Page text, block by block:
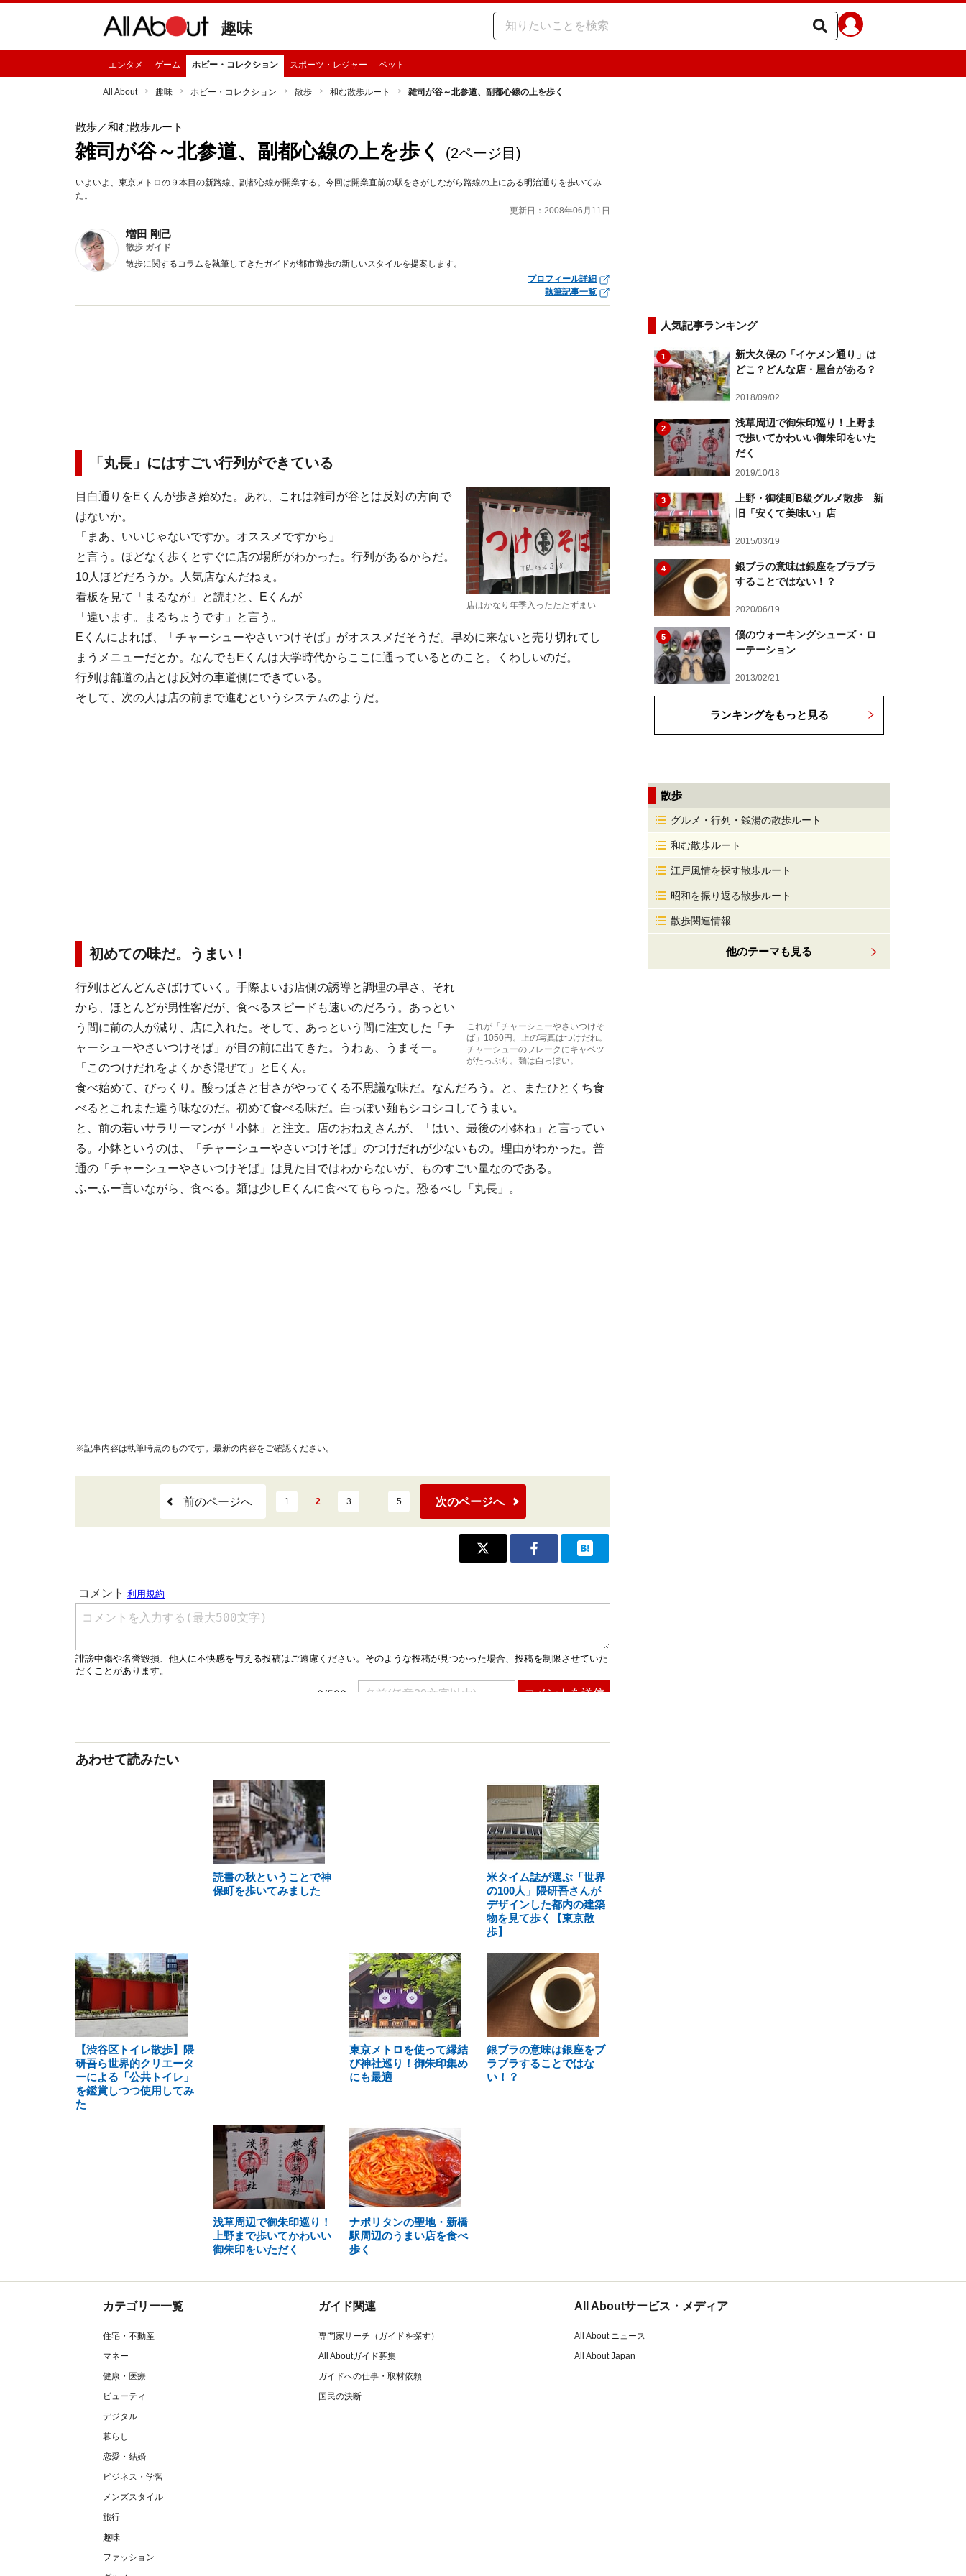
趣味
エンタメ ゲーム ホビー・コレクション スポーツ・レジャー ペット
All About 趣味 ホビー・コレクション 散歩 和む散歩ルート 雑司が谷～北参道、副都心線の上を歩く
散歩／和む散歩ルート
雑司が谷～北参道、副都心線の上を歩く (2ページ目)
いよいよ、東京メトロの９本目の新路線、副都心線が開業する。今回は開業直前の駅をさがしながら路線の上にある明治通りを歩いてみ
た。
更新日：2008年06月11日
増田 剛己
散歩 ガイド
散歩に関するコラムを執筆してきたガイドが都市遊歩の新しいスタイルを提案します。
プロフィール詳細
執筆記事一覧
「丸長」にはすごい行列ができている
店はかなり年季入ったたたずまい
目白通りをEくんが歩き始めた。あれ、これは雑司が谷とは反対の方向で
はないか。
「まあ、いいじゃないですか。オススメですから」
と言う。ほどなく歩くとすぐに店の場所がわかった。行列があるからだ。
10人ほどだろうか。人気店なんだねぇ。
看板を見て「まるなが」と読むと、Eくんが
「違います。まるちょうです」と言う。
Eくんによれば、「チャーシューやさいつけそば」がオススメだそうだ。早めに来ないと売り切れてし
まうメニューだとか。なんでもEくんは大学時代からここに通っているとのこと。くわしいのだ。
行列は舗道の店とは反対の車道側にできている。
そして、次の人は店の前まで進むというシステムのようだ。
初めての味だ。うまい！
これが「チャーシューやさいつけそ
ば」1050円。上の写真はつけだれ。
チャーシューのフレークにキャベツ
がたっぷり。麺は白っぽい。
行列はどんどんさばけていく。手際よいお店側の誘導と調理の早さ、それ
から、ほとんどが男性客だが、食べるスピードも速いのだろう。あっとい
う間に前の人が減り、店に入れた。そして、あっという間に注文した「チ
ャーシューやさいつけそば」が目の前に出てきた。うわぁ、うまそー。
「このつけだれをよくかき混ぜて」とEくん。
食べ始めて、びっくり。酸っぱさと甘さがやってくる不思議な味だ。なんだろう。と、またひとくち食
べるとこれまた違う味なのだ。初めて食べる味だ。白っぽい麺もシコシコしてうまい。
と、前の若いサラリーマンが「小鉢」と注文。店のおねえさんが、「はい、最後の小鉢ね」と言ってい
る。小鉢というのは、「チャーシューやさいつけそば」のつけだれが少ないもの。理由がわかった。普
通の「チャーシューやさいつけそば」は見た目ではわからないが、ものすごい量なのである。
ふーふー言いながら、食べる。麺は少しEくんに食べてもらった。恐るべし「丸長」。
※記事内容は執筆時点のものです。最新の内容をご確認ください。
前のページへ 1 2 3 … 5 次のページへ
あわせて読みたい
読書の秋ということで神
保町を歩いてみました
米タイム誌が選ぶ「世界
の100人」隈研吾さんが
デザインした都内の建築
物を見て歩く【東京散
歩】
【渋谷区トイレ散歩】隈
研吾ら世界的クリエータ
ーによる「公共トイレ」
を鑑賞しつつ使用してみ
た
東京メトロを使って縁結
び神社巡り！御朱印集め
にも最適
銀ブラの意味は銀座をブ
ラブラすることではな
い！？
浅草周辺で御朱印巡り！
上野まで歩いてかわいい
御朱印をいただく
ナポリタンの聖地・新橋
駅周辺のうまい店を食べ
歩く
人気記事ランキング
1
新大久保の「イケメン通り」は
どこ？どんな店・屋台がある？
2018/09/02
2
浅草周辺で御朱印巡り！上野ま
で歩いてかわいい御朱印をいた
だく
2019/10/18
3
上野・御徒町B級グルメ散歩 新
旧「安くて美味い」店
2015/03/19
4
銀ブラの意味は銀座をブラブラ
することではない！？
2020/06/19
5
僕のウォーキングシューズ・ロ
ーテーション
2013/02/21
ランキングをもっと見る
散歩
グルメ・行列・銭湯の散歩ルート
和む散歩ルート
江戸風情を探す散歩ルート
昭和を振り返る散歩ルート
散歩関連情報
他のテーマも見る
カテゴリー一覧
住宅・不動産
マネー
健康・医療
ビューティ
デジタル
暮らし
恋愛・結婚
ビジネス・学習
メンズスタイル
旅行
趣味
ファッション
ガイド関連
専門家サーチ（ガイドを探す）
All Aboutガイド募集
ガイドへの仕事・取材依頼
国民の決断
All Aboutサービス・メディア
All About ニュース
All About Japan